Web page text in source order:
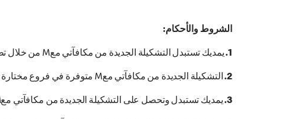
الشروط والأحكام:
1. يمديك تستبدل التشكيلة الجديدة من مكافآتي معM من خلال تطبيق ماكدونالدز بس
2. التشكيلة الجديدة من مكافآتي معM متوفرة في فروع مختارة في بعض مدن المملكة في المنطقة الوسطى، الشرقية، الشمالية.
3. يمديك تستبدل وتحصل على التشكيلة الجديدة من مكافآتي معM باستبدال نقاطك عبر موظف الكاشير(front Counter) داخل المطعم عبر الماسح الضوئي في المطعم